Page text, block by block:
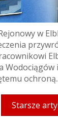
w
Wodociągów
Starsze